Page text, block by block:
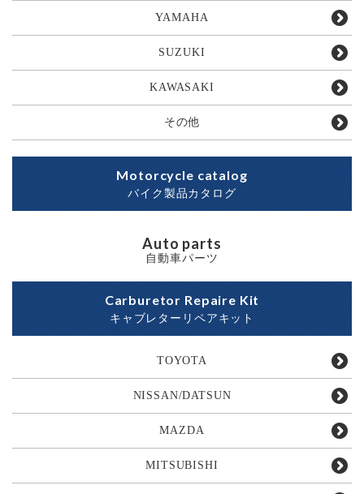
YAMAHA
SUZUKI
KAWASAKI
その他
Motorcycle catalog
バイク製品カタログ
Auto parts
自動車パーツ
Carburetor Repaire Kit
キャブレターリペアキット
TOYOTA
NISSAN/DATSUN
MAZDA
MITSUBISHI